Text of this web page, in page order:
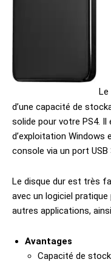
d’une capacité de
solide pour votre PS4.
d’exploitation
console via un port USB
Le disque dur est très
avec un logiciel
autres applications,
Avantages
Capacité de